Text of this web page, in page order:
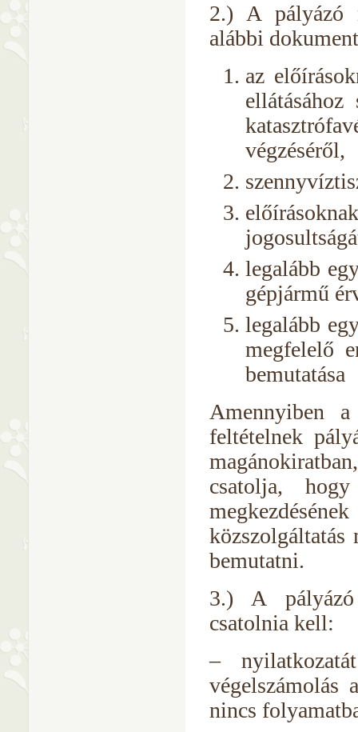
2.) A pályázó
alábbi
az
ellátásához
végzéséről,
legalább
gépjármű
legalább
megfelelő
bemutatása
Amennyiben
feltételnek
csatolja,
közszolgáltatás
bemutatni.
3.) A pályázó
csatolnia kell:
–
végelszámolás
nincs